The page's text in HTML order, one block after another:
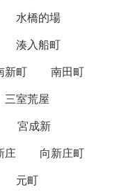
水橋的場
湊入船町
新町
南田町
三室荒屋
宮成新
庄
向新庄町
元町